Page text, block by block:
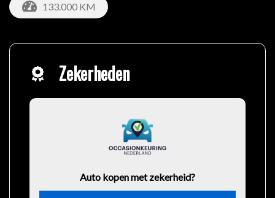
133.000 KM
Zekerheden
Auto kopen met zekerheid?